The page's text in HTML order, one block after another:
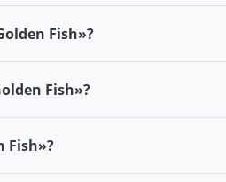
Fish»?
Fish»?
Fish»?